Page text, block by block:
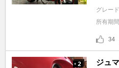
グレード
所有期間
34
+ 2 ジュ